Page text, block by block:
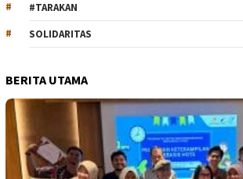
#TARAKAN
SOLIDARITAS
BERITA UTAMA